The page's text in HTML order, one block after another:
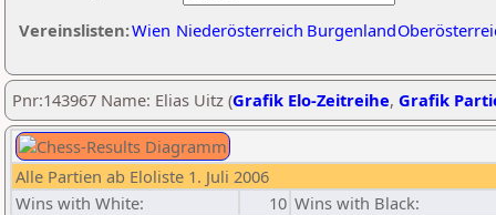
Vereinslisten:Wien Niederösterreich Burgenland
Pnr:143967 Name: Elias Uitz (Grafik Elo-Zeitreihe, Grafik
Alle Partien ab Eloliste 1. Juli 2006
Wins with White:
10 Wins with Black: